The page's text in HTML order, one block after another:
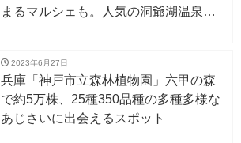
まるマルシェも。人気の洞爺湖温泉ま
2023年6月27日
兵庫「神戸市立森林植物園」六甲の森
で約5万株、25種350品種の多種多様な
あじさいに出会えるスポット